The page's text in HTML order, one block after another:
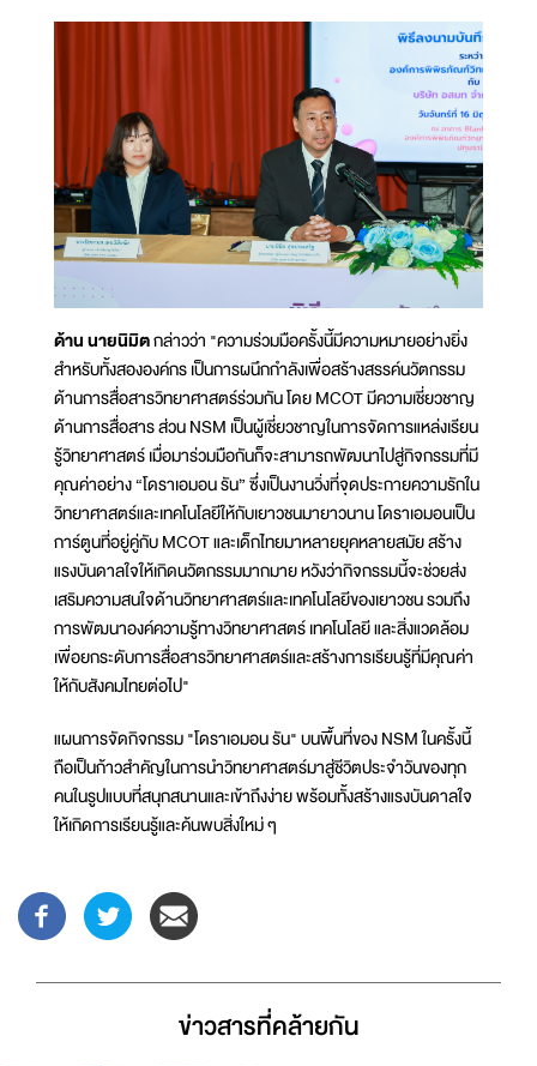
ด้าน นายนิมิตกล่าวว่า "ความร่วมมือครั้งนี้มีความหมายอย่างยิ่ง
สำหรับทั้งสององค์กร เป็นการผนึกกำลังเพื่อสร้างสรรค์นวัตกรรม
ด้านการสื่อสารวิทยาศาสตร์ร่วมกัน โดย MCOT มีความเชี่ยวชาญ
ด้านการสื่อสาร ส่วน NSM เป็นผู้เชี่ยวชาญในการจัดการแหล่งเรียน
รู้วิทยาศาสตร์ เมื่อมาร่วมมือกันก็จะสามารถพัฒนาไปสู่กิจกรรมที่มี
คุณค่าอย่าง “โดราเอมอน รัน” ซึ่งเป็นงานวิ่งที่จุดประกายความรักใน
วิทยาศาสตร์และเทคโนโลยีให้กับเยาวชนมายาวนาน โดราเอมอนเป็น
การ์ตูนที่อยู่คู่กับ MCOT และเด็กไทยมาหลายยุคหลายสมัย สร้าง
แรงบันดาลใจให้เกิดนวัตกรรมมากมาย หวังว่ากิจกรรมนี้จะช่วยส่ง
เสริมความสนใจด้านวิทยาศาสตร์และเทคโนโลยีของเยาวชน รวมถึง
การพัฒนาองค์ความรู้ทางวิทยาศาสตร์ เทคโนโลยี และสิ่งแวดล้อม
เพื่อยกระดับการสื่อสารวิทยาศาสตร์และสร้างการเรียนรู้ที่มีคุณค่า
ให้กับสังคมไทยต่อไป"
แผนการจัดกิจกรรม "โดราเอมอน รัน" บนพื้นที่ของ NSM ในครั้งนี้
ถือเป็นก้าวสำคัญในการนำวิทยาศาสตร์มาสู่ชีวิตประจำวันของทุก
คนในรูปแบบที่สนุกสนานและเข้าถึงง่าย พร้อมทั้งสร้างแรงบันดาลใจ
ให้เกิดการเรียนรู้และค้นพบสิ่งใหม่ ๆ
ข่าวสารที่่คล้ายกัน